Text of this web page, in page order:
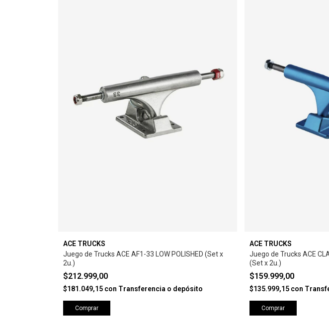
ACE TRUCKS
Juego de Trucks ACE AF1-33 LOW POLISHED (Set x
2u.)
$212.999,00
$181.049,15 con Transferencia o depósito
Comprar
ACE TRUCKS
Juego de Trucks ACE
(Set x 2u.)
$159.999,00
$135.999,15 con
Comprar